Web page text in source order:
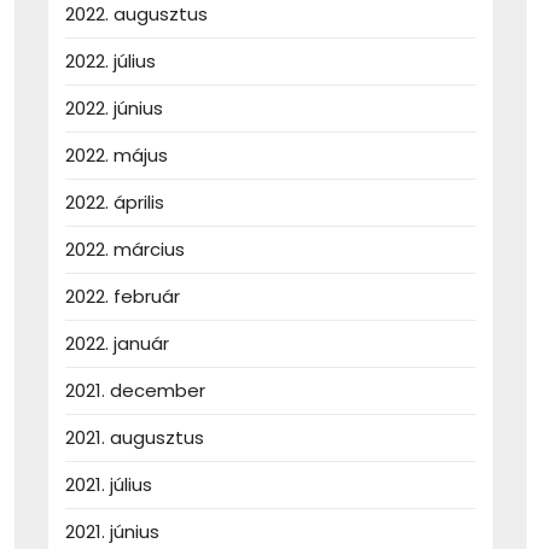
2022. augusztus
2022. július
2022. június
2022. május
2022. április
2022. március
2022. február
2022. január
2021. december
2021. augusztus
2021. július
2021. június